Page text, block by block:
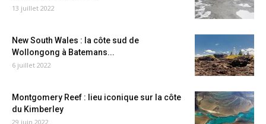
13 juillet 2022
New South Wales : la côte sud de
Wollongong à Batemans...
6 juillet 2022
Montgomery Reef : lieu iconique sur la côte
du Kimberley
29 juin 2022